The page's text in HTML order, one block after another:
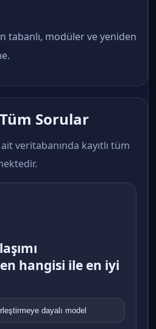
tabanlı, modüler ve yeniden
Sorular
veritabanında kayıtlı tüm
hangisi ile en iyi
dayalı model